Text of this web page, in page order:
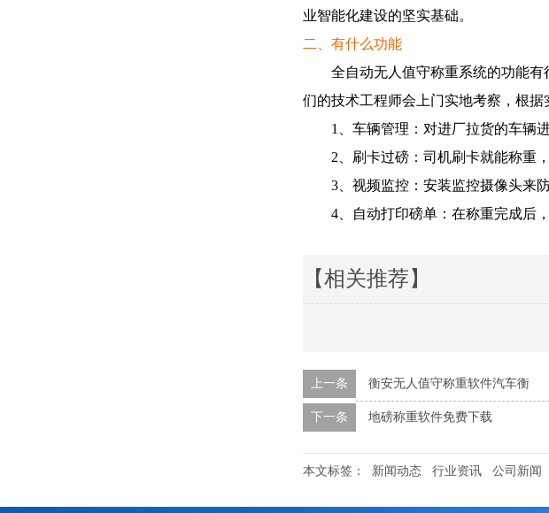
业智能化建设的坚实基础。
二、有什么功能
全自动无人值守称重系统的功能有
们的技术工程师会上门实地考察，根
1、车辆管理：对进厂拉货的车辆进
2、刷卡过磅：司机刷卡就能称重，
3、视频监控：安装监控摄像头来防
4、自动打印磅单：在称重完成后，
【相关推荐】
上一条 衡安无人值守称重软件汽车衡
下一条 地磅称重软件免费下载
本文标签： 新闻动态 行业资讯 公司新闻